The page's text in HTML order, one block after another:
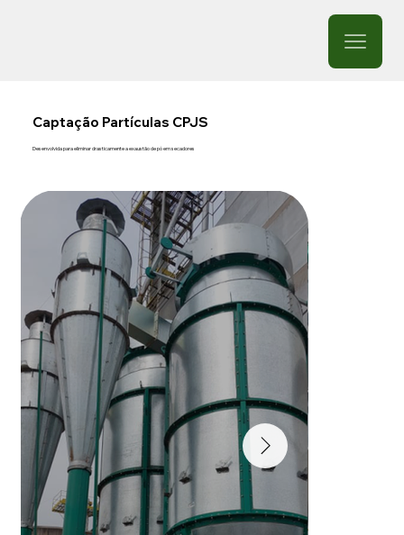
Captação Partículas CPJS
Desenvolvida para eliminar drasticamente a exaustão de pó em secadores